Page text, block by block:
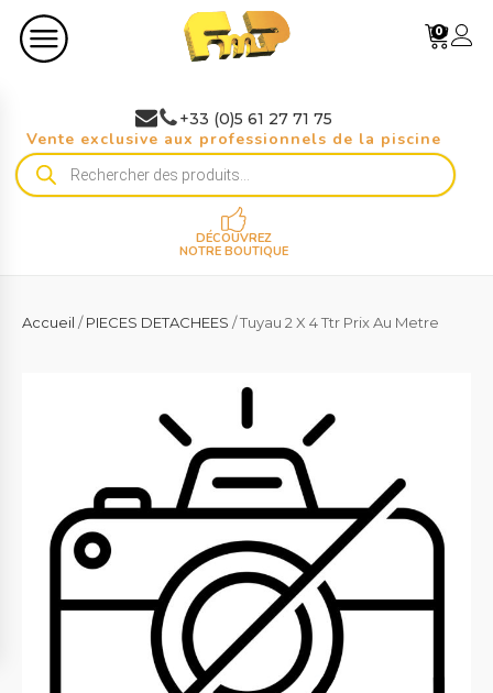
0
+33 (0)5 61 27 71 75
Vente exclusive aux professionnels de la piscine
Recherche
de
DÉCOUVREZ
NOTRE BOUTIQUE
Accueil /PIECES DETACHEES / Tuyau 2 X 4 Ttr Prix Au Metre